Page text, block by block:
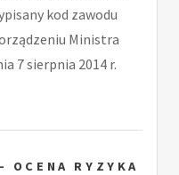
kod zawodu
Ministra
7 sierpnia 2014 r.
OCENA RYZYKA